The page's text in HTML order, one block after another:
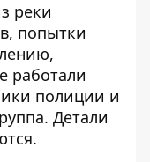
реки
попытки
работали
полиции и
Детали